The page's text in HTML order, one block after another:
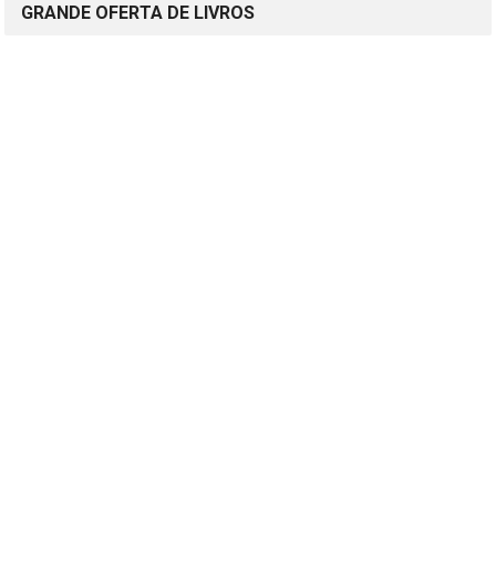
GRANDE OFERTA DE LIVROS